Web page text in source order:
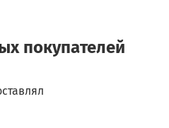
покупателей